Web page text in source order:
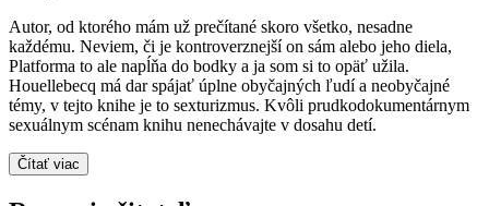
Autor, od ktorého mám už prečítané skoro všetko, nesadne
každému. Neviem, či je kontroverznejší on sám alebo jeho diela,
Platforma to ale napĺňa do bodky a ja som si to opäť užila.
Houellebecq má dar spájať úplne obyčajných ľudí a neobyčajné
témy, v tejto knihe je to sexturizmus. Kvôli prudkodokumentárnym
sexuálnym scénam knihu nenechávajte v dosahu detí.
Čítať viac